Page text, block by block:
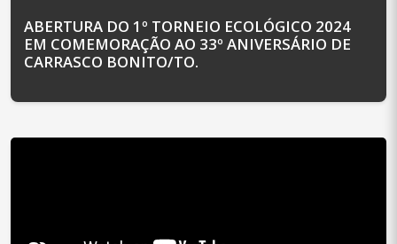
ABERTURA DO 1º TORNEIO ECOLÓGICO 2024
EM COMEMORAÇÃO AO 33º ANIVERSÁRIO DE
CARRASCO BONITO/TO.